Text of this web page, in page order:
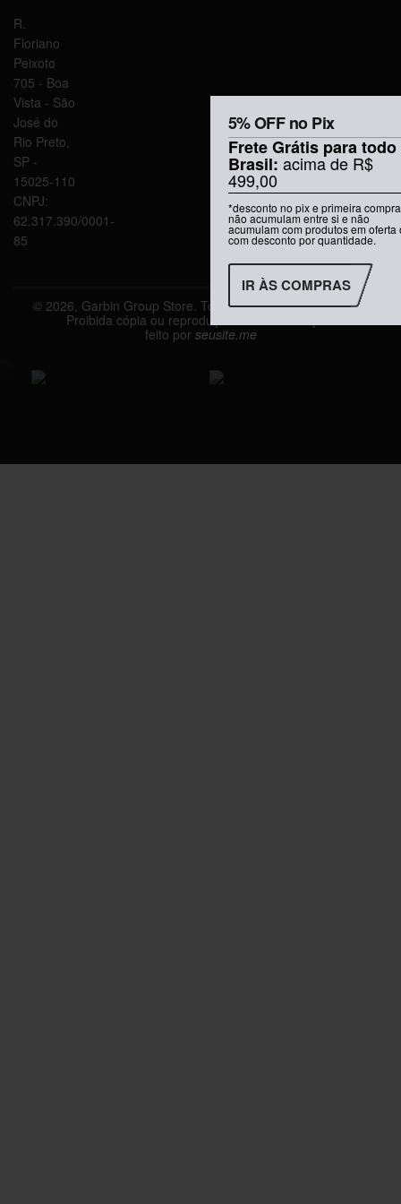
R.
Floriano
Peixoto
705 - Boa
Vista - São
José do
Rio Preto,
SP -
15025-110
CNPJ:
62.317.390/0001-
85
© 2026, Garbin Group Store. Todos os direitos reservados.
Proibida cópia ou reprodução sem autorização.
feito por seusite.me
5% OFF no Pix
Frete Grátis para todo
Brasil: acima de R$
499,00
*desconto no pix e primeira compra
não acumulam entre si e não
acumulam com produtos em oferta
com desconto por quantidade.
IR ÀS COMPRAS